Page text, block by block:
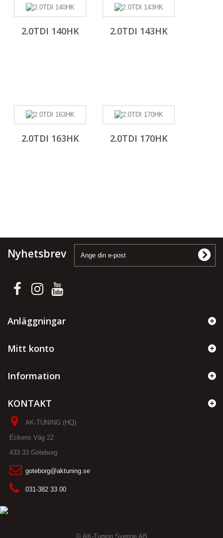
2.0TDI 140HK 2.0TDI 143HK
2.0TDI 163HK 2.0TDI 170HK
Nyhetsbrev
Anläggningar
Mitt konto
Information
KONTAKT
AK-TUNING (HQ)
Eckens Väg 22
433 33 Göteborg
goteborg@aktuning.se
031-382 33 00
© AK-Tuning Sverige AB